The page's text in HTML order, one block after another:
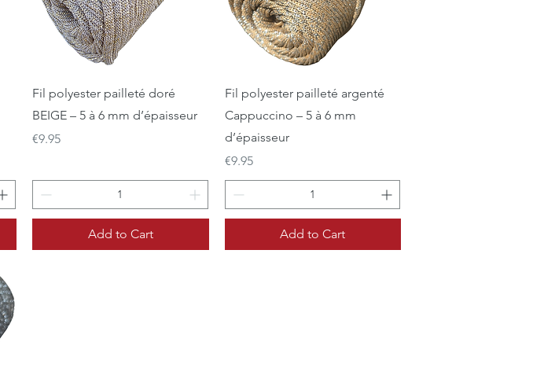
Quick View
Fil polyester pailleté doré
BEIGE – 5 à 6 mm d’épaisseur
Price
€9.95
Add to Cart
Quick View
Fil polyester pailleté argenté
Cappuccino – 5 à 6 mm
d’épaisseur
Price
€9.95
Add to Cart